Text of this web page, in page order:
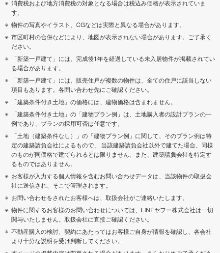
消費税および地方消費税の対象となる場合は税込み価格が表示されていま
す。
物件の写真やイラスト、CGなどは実際と異なる場合があります。
市区町村の合併などにより、地図が表示されない場合があります。ご了承く
ださい。
「新築一戸建て」には、完成後1年を経過している未入居物件が掲載されてい
る場合があります。
「新築一戸建て」には、販売住戸が複数の物件は、全ての住戸に該当しない
項目もあります。各問い合わせ先にご確認ください。
「建築条件付き土地」の価格には、建物価格は含まれません。
「建築条件付き土地」の「建物プラン例」は、土地購入者の設計プランの一
例であり、プランの採用可否は任意です。
「土地（建築条件なし）」の「建物プラン例」に関して、そのプラン例は特
定の建築請負会社によるもので、 当該建築請負会社以外で建てた場合、同様
のものが同価格で建てられるとは限りません。また、建築請負会社を特定す
るものではありません。
お客様が入力する個人情報を含むお問い合わせデータは、当該物件の取扱会
社に送信され、そこで管理されます。
お問い合わせをされたお客様へは、取扱会社がご連絡いたします。
物件に関するお客様のお問い合わせについては、LINEヤフー株式会社は一切
関与いたしません。取扱会社に直接ご確認ください。
不動産購入の検討、契約にあたってはお客様ご自身が情報を確認し、各会社
より十分な説明を受け判断してください。